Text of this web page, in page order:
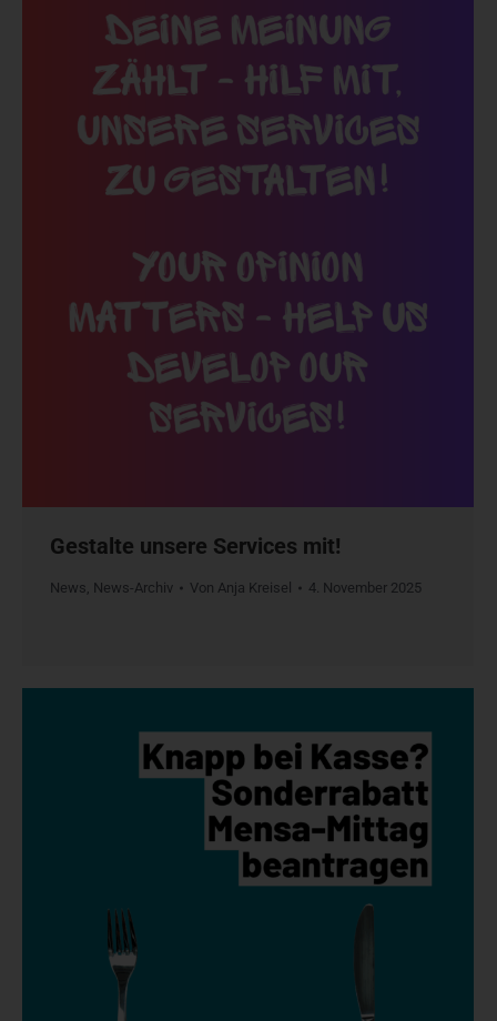
Gestalte unsere Services mit!
News, News-Archiv Von Anja Kreisel 4. November 2025